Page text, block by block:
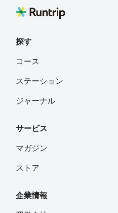
探す
コース
ステーション
ジャーナル
サービス
マガジン
ストア
企業情報